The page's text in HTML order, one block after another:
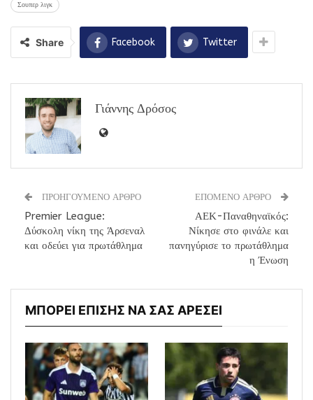
Σουπερ λιγκ
Share Facebook Twitter
Γιάννης Δρόσος
ΠΡΟΗΓΟΥΜΕΝΟ ΑΡΘΡΟ
Premier League:
Δύσκολη νίκη της Άρσεναλ
και οδεύει για πρωτάθλημα
ΕΠΟΜΕΝΟ ΑΡΘΡΟ
ΑΕΚ-Παναθηναϊκός:
Νίκησε στο φινάλε και
πανηγύρισε το πρωτάθλημα
η Ένωση
ΜΠΟΡΕΙ ΕΠΙΣΗΣ ΝΑ ΣΑΣ ΑΡΕΣΕΙ